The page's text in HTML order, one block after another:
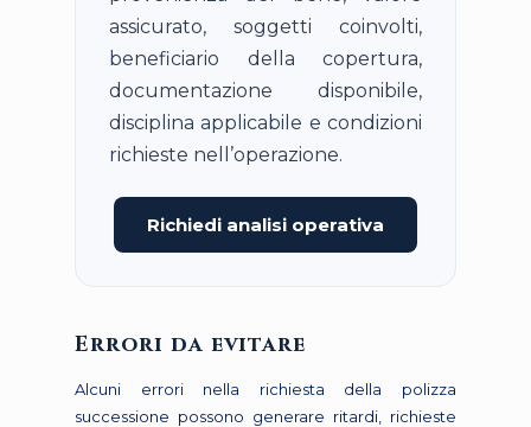
assicurato, soggetti coinvolti,
beneficiario della copertura,
documentazione disponibile,
disciplina applicabile e condizioni
richieste nell’operazione.
Richiedi analisi operativa
Errori da evitare
Alcuni errori nella richiesta della polizza
successione possono generare ritardi, richieste